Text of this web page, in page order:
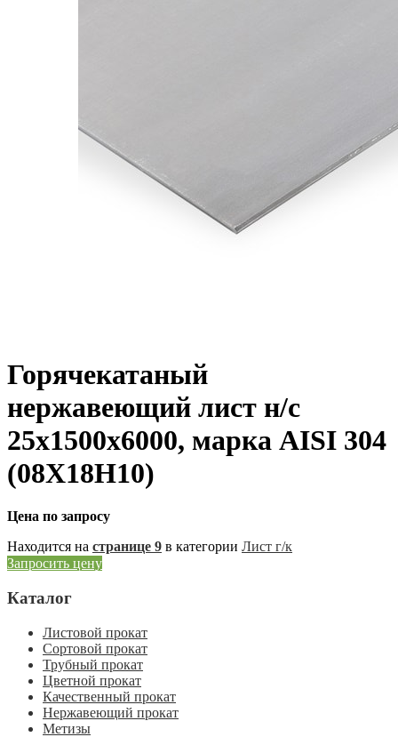
Горячекатаный
нержавеющий лист н/с
25х1500х6000, марка AISI 304
(08Х18Н10)
Цена по запросу
Находится на странице 9 в категории Лист г/к
Запросить цену
Каталог
Листовой прокат
Сортовой прокат
Трубный прокат
Цветной прокат
Качественный прокат
Нержавеющий прокат
Метизы